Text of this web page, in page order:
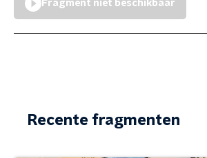
Fragment niet beschikbaar
Recente fragmenten